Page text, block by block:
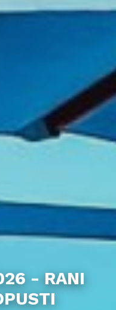
- RANI